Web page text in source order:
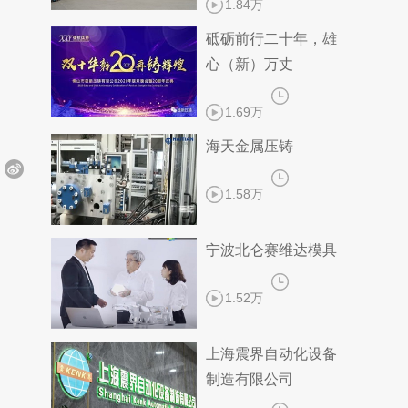
1.84万
砥砺前行二十年，雄
心（新）万丈
1.69万
海天金属压铸
1.58万
宁波北仑赛维达模具
1.52万
上海震界自动化设备
制造有限公司